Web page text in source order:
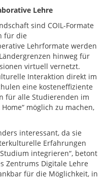
Lehre
sind COIL-Formate
für die
Lehrformate werden
hinweg für
virtuell vernetzt.
Interaktion direkt im
eine kosteneffiziente
für alle Studierenden im
möglich zu machen,
interessant, da sie
Erfahrungen
integrieren“, betont
Zentrums Digitale Lehre
für die Möglichkeit, in